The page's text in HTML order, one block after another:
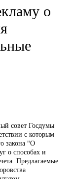
о
совет Госдумы
с которым
закона "О
о способах и
Предлагаемые